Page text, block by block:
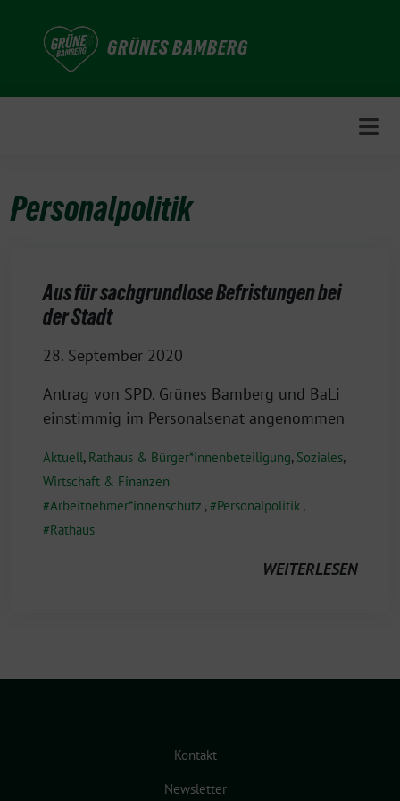
GRÜNES BAMBERG
Personalpolitik
Aus für sachgrundlose Befristungen bei
der Stadt
28. September 2020
Antrag von SPD, Grünes Bamberg und BaLi
einstimmig im Personalsenat angenommen
Aktuell, Rathaus & Bürger*innenbeteiligung, Soziales,
Wirtschaft & Finanzen
Arbeitnehmer*innenschutz , Personalpolitik ,
Rathaus
WEITERLESEN
Kontakt
Newsletter